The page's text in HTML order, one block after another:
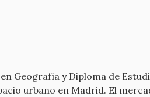
Geografía y Diploma de
urbano en Madrid. El